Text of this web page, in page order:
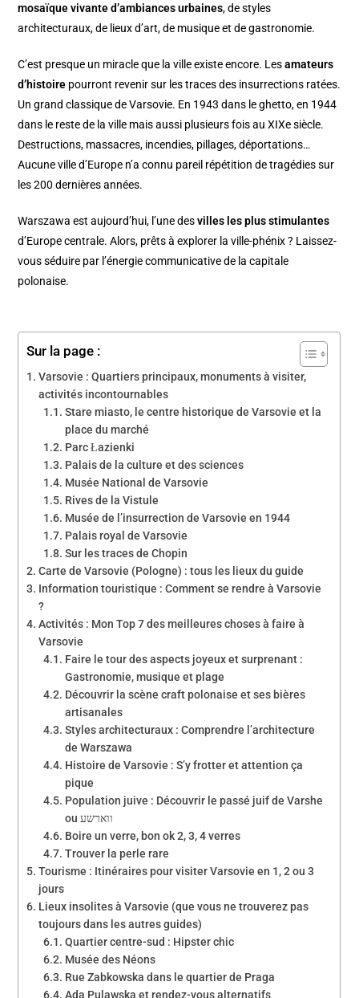
mosaïque vivante d’ambiances urbaines, de styles
architecturaux, de lieux d’art, de musique et de gastronomie.
C’est presque un miracle que la ville existe encore. Lesamateurs
d’histoire pourront revenir sur les traces des insurrections ratées.
Un grand classique de Varsovie. En 1943 dans le ghetto, en 1944
dans le reste de la ville mais aussi plusieurs fois au XIXe siècle.
Destructions, massacres, incendies, pillages, déportations…
Aucune ville d’Europe n’a connu pareil répétition de tragédies sur
les 200 dernières années.
Warszawa est aujourd’hui, l’une desvilles les plus stimulantes
d’Europe centrale. Alors, prêts à explorer la ville-phénix ? Laissez-
vous séduire par l’énergie communicative de la capitale
polonaise.
Sur la page :
Varsovie : Quartiers principaux, monuments à visiter,
activités incontournables
Stare miasto, le centre historique de Varsovie et la
place du marché
Parc Łazienki
Palais de la culture et des sciences
Musée National de Varsovie
Rives de la Vistule
Musée de l’insurrection de Varsovie en 1944
Palais royal de Varsovie
Sur les traces de Chopin
Carte de Varsovie (Pologne) : tous les lieux du guide
Information touristique : Comment se rendre à Varsovie
?
Activités : Mon Top 7 des meilleures choses à faire à
Varsovie
Faire le tour des aspects joyeux et surprenant :
Gastronomie, musique et plage
Découvrir la scène craft polonaise et ses bières
artisanales
Styles architecturaux : Comprendre l’architecture
de Warszawa
Histoire de Varsovie : S’y frotter et attention ça
pique
Population juive : Découvrir le passé juif de Varshe
ou ווארשע
Boire un verre, bon ok 2, 3, 4 verres
Trouver la perle rare
Tourisme : Itinéraires pour visiter Varsovie en 1, 2 ou 3
jours
Lieux insolites à Varsovie (que vous ne trouverez pas
toujours dans les autres guides)
Quartier centre-sud : Hipster chic
Musée des Néons
Rue Zabkowska dans le quartier de Praga
Ada Pulawska et rendez-vous alternatifs